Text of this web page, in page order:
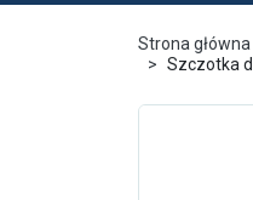
Strona główna
Szczotka